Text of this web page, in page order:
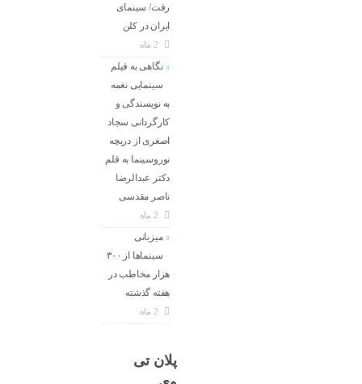
رفت/ سینمای
ایران در کلن
نگاهی به فیلم
سینمایی نغمه
به نویسندگی و
کارگردانی سجاد
اصغری از دریچه
نوروسینما به قلم
دکتر عبدالرضا
ناصر مقدسی
میزبانی
سینماها از ۳۰۰
هزار مخاطب در
هفته گذشته
پلان تی